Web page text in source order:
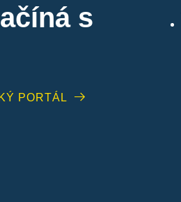
s
PORTÁL